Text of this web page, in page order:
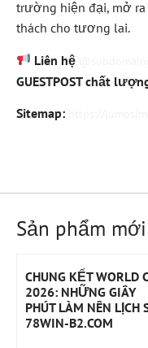
trường hiện đại, mở
thách cho tương lai.
Liên hệ
GUESTPOST chất
Sitemap:
Sản phẩm
CHUNG KẾT WORLD
2026: NHỮNG GIÂY
PHÚT LÀM NÊN LỊCH
78WIN-B2.COM